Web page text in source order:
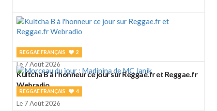
REGGAE FRANÇAIS 2
Le 7 Août 2026
Kultcha B à l'honneur ce jour sur Reggae.fr et Reggae.fr
Webradio
REGGAE FRANÇAIS 4
Le 7 Août 2026